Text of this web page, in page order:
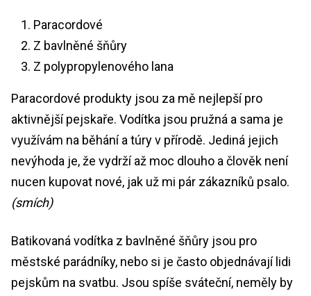
Paracordové
Z bavlněné šňůry
Z polypropylenového lana
Paracordové produkty jsou za mě nejlepší pro
aktivnější pejskaře. Vodítka jsou pružná a sama je
využívám na běhání a túry v přírodě. Jediná jejich
nevýhoda je, že vydrží až moc dlouho a člověk není
nucen kupovat nové, jak už mi pár zákazníků psalo.
(smích)
Batikovaná vodítka z bavlněné šňůry jsou pro
městské parádníky, nebo si je často objednávají lidi
pejskům na svatbu. Jsou spíše sváteční, neměly by